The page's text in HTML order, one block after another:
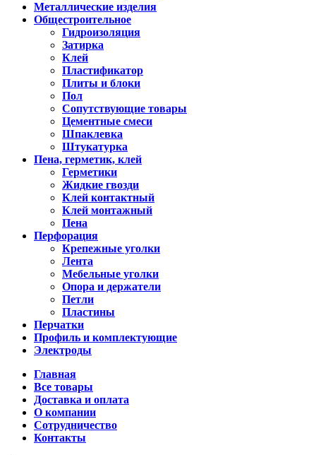
Металлические изделия
Общестроительное
Гидроизоляция
Затирка
Клей
Пластификатор
Плиты и блоки
Пол
Сопутствующие товары
Цементные смеси
Шпаклевка
Штукатурка
Пена, герметик, клей
Герметики
Жидкие гвозди
Клей контактный
Клей монтажный
Пена
Перфорация
Крепежные уголки
Лента
Мебельные уголки
Опора и держатели
Петли
Пластины
Перчатки
Профиль и комплектующие
Электроды
Главная
Все товары
Доставка и оплата
О компании
Сотрудничество
Контакты